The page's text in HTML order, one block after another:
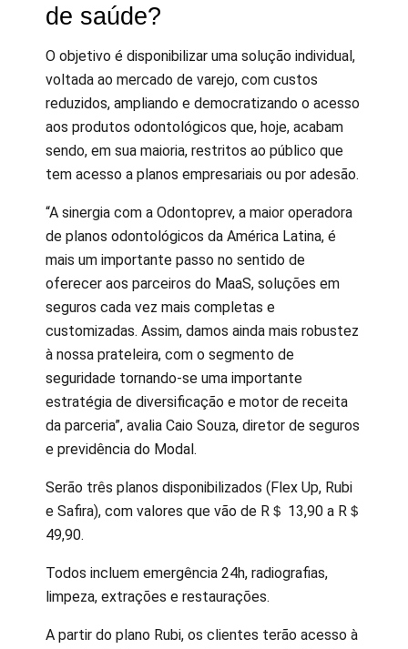
de saúde?
O objetivo é disponibilizar uma solução individual,
voltada ao mercado de varejo, com custos
reduzidos, ampliando e democratizando o acesso
aos produtos odontológicos que, hoje, acabam
sendo, em sua maioria, restritos ao público que
tem acesso a planos empresariais ou por adesão.
“A sinergia com a Odontoprev, a maior operadora
de planos odontológicos da América Latina, é
mais um importante passo no sentido de
oferecer aos parceiros do MaaS, soluções em
seguros cada vez mais completas e
customizadas. Assim, damos ainda mais robustez
à nossa prateleira, com o segmento de
seguridade tornando-se uma importante
estratégia de diversificação e motor de receita
da parceria”, avalia Caio Souza, diretor de seguros
e previdência do Modal.
Serão três planos disponibilizados (Flex Up, Rubi
e Safira), com valores que vão de R＄ 13,90 a R＄
49,90.
Todos incluem emergência 24h, radiografias,
limpeza, extrações e restaurações.
A partir do plano Rubi, os clientes terão acesso à